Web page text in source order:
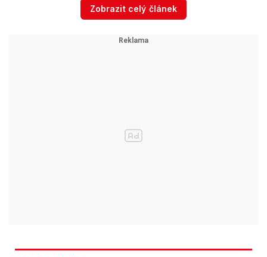
Meteorologové upozorňují, že v uvedených
hrozí nebezpečí smyku. Doporučují jim proto
Zobrazit celý článek